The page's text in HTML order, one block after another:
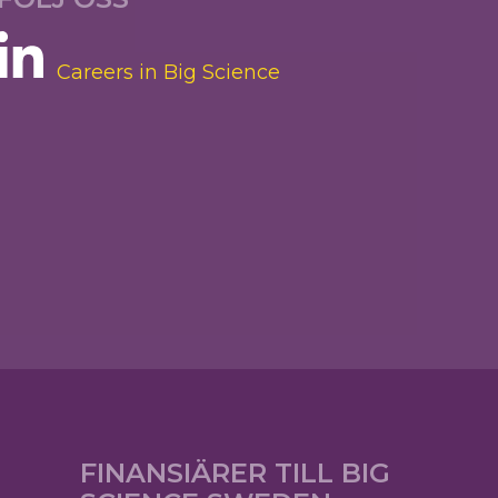
Careers in Big Science
FINANSIÄRER TILL BIG